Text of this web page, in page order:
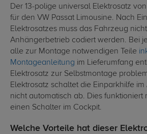
Der 13-polige universal Elektrosatz
für den VW Passat Limousine. Nach
Elektrosatzes muss das Fahrzeug
Anhängerbetrieb codiert werden. Bei
alle zur Montage notwendigen Teile
Montageanleitung im Lieferumfang
Elektrosatz zur Selbstmontage
Elektrosatz schaltet die Einparkhilfe
nicht automatisch ab. Dies funktioniert
einen Schalter im Cockpit.
Welche Vorteile hat dieser